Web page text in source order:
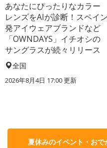
あなたにぴったりなカラー
レンズをAIが診断！スペイン
発アイウェアブランドなど
「OWNDAYS」イチオシの
サングラスが続々リリース
全国
2026年8月4日 17:00更新
夏休みのイベント・お